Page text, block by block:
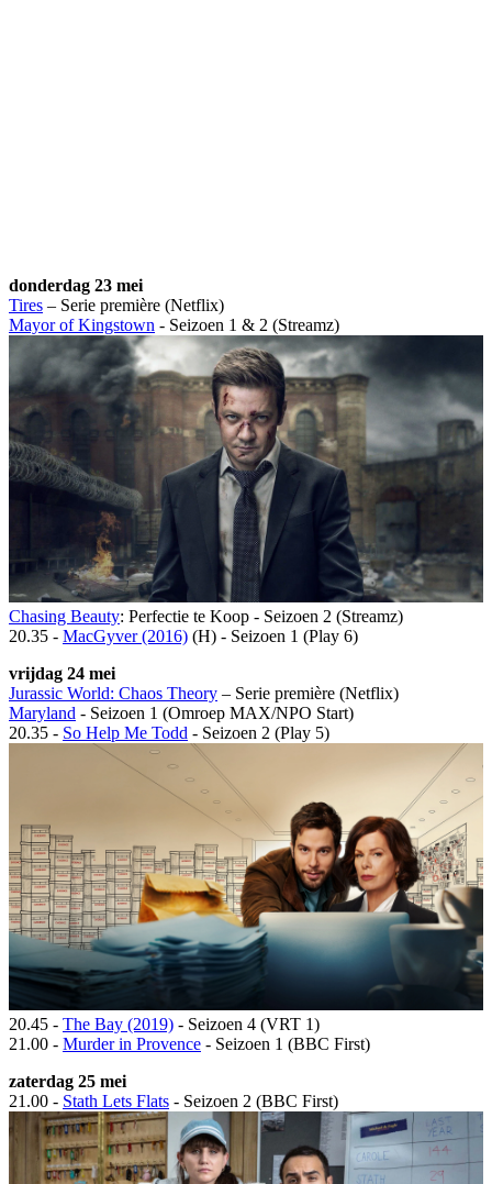
donderdag 23 mei
Tires – Serie première (Netflix)
Mayor of Kingstown - Seizoen 1 & 2 (Streamz)
Chasing Beauty: Perfectie te Koop - Seizoen 2 (Streamz)
20.35 - MacGyver (2016) (H) - Seizoen 1 (Play 6)
vrijdag 24 mei
Jurassic World: Chaos Theory – Serie première (Netflix)
Maryland - Seizoen 1 (Omroep MAX/NPO Start)
20.35 - So Help Me Todd - Seizoen 2 (Play 5)
20.45 - The Bay (2019) - Seizoen 4 (VRT 1)
21.00 - Murder in Provence - Seizoen 1 (BBC First)
zaterdag 25 mei
21.00 - Stath Lets Flats - Seizoen 2 (BBC First)